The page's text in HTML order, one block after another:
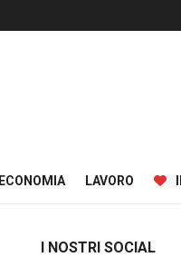
ECONOMIA LAVORO
I NOSTRI SOCIAL